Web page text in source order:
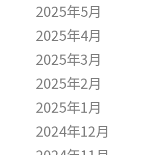
2025年5月
2025年4月
2025年3月
2025年2月
2025年1月
2024年12月